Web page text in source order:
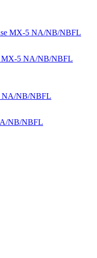
MX-5 NA/NB/NBFL
NB/NBFL